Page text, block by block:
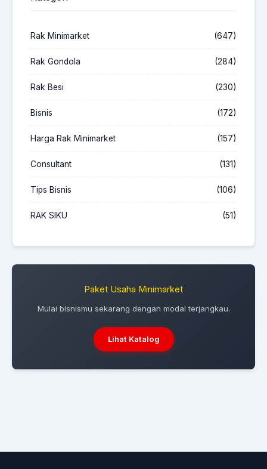
Rak Minimarket (647)
Rak Gondola (284)
Rak Besi (230)
Bisnis (172)
Harga Rak Minimarket (157)
Consultant (131)
Tips Bisnis (106)
RAK SIKU (51)
Paket Usaha Minimarket
Mulai bisnismu sekarang dengan modal terjangkau.
Lihat Katalog